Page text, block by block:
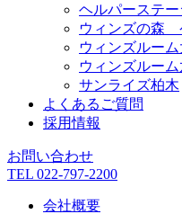
ヘルパーステ
ウィンズの森
ウィンズルー
ウィンズルーム
サンライズ柏木
よくあるご質問
採用情報
お問い合わせ
TEL 022-797-2200
会社概要